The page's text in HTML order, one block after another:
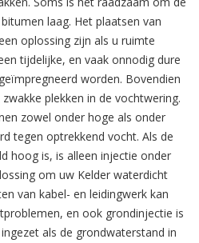
laag. Het plaatsen van
oplossing zijn als u ruimte
tijdelijke, en vaak onnodig dure
worden. Bovendien
plekken in de vochtwering.
zowel onder hoge als onder
tegen optrekkend vocht. Als de
hoog is, is alleen injectie onder
om uw Kelder waterdicht
van kabel- en leidingwerk kan
en ook grondinjectie is
als de grondwaterstand in